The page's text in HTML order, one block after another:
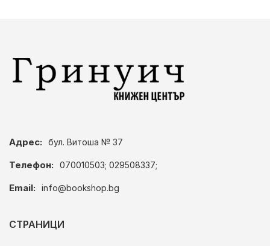
Адрес: бул. Витоша № 37
Телефон: 070010503; 029508337;
Email: info@bookshop.bg
СТРАНИЦИ